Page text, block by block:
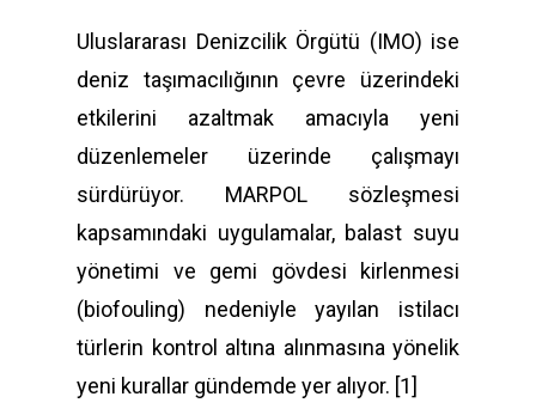
Uluslararası Denizcilik Örgütü (IMO) ise
deniz taşımacılığının çevre üzerindeki
etkilerini azaltmak amacıyla yeni
düzenlemeler üzerinde çalışmayı
sürdürüyor. MARPOL sözleşmesi
kapsamındaki uygulamalar, balast suyu
yönetimi ve gemi gövdesi kirlenmesi
(biofouling) nedeniyle yayılan istilacı
türlerin kontrol altına alınmasına yönelik
yeni kurallar gündemde yer alıyor. [1]